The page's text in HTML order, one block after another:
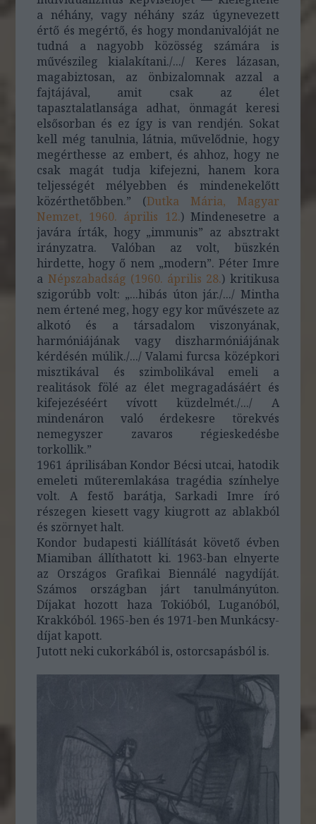
a néhány, vagy néhány száz úgynevezett
értő és megértő, és hogy mondanivalóját ne
tudná a nagyobb közösség számára is
művészileg kialakítani./.../ Keres lázasan,
magabiztosan, az önbizalomnak azzal a
fajtájával, amit csak az élet
tapasztalatlansága adhat, önmagát keresi
elsősorban és ez így is van rendjén. Sokat
kell még tanulnia, látnia, művelődnie, hogy
megérthesse az embert, és ahhoz, hogy ne
csak magát tudja kifejezni, hanem kora
teljességét mélyebben és mindenekelőtt
közérthetőbben.” (Dutka Mária, Magyar
Nemzet, 1960. április 12.) Mindenesetre a
javára írták, hogy „immunis” az absztrakt
irányzatra. Valóban az volt, büszkén
hirdette, hogy ő nem „modern”. Péter Imre
a Népszabadság (1960. április 28.) kritikusa
szigorúbb volt: „...hibás úton jár./.../ Mintha
nem értené meg, hogy egy kor művészete az
alkotó és a társadalom viszonyának,
harmóniájának vagy diszharmóniájának
kérdésén múlik./.../ Valami furcsa középkori
misztikával és szimbolikával emeli a
realitások fölé az élet megragadásáért és
kifejezéséért vívott küzdelmét./.../ A
mindenáron való érdekesre törekvés
nemegyszer zavaros régieskedésbe
torkollik.”
1961 áprilisában Kondor Bécsi utcai, hatodik
emeleti műteremlakása tragédia színhelye
volt. A festő barátja, Sarkadi Imre író
részegen kiesett vagy kiugrott az ablakból
és szörnyet halt.
Kondor budapesti kiállítását követő évben
Miamiban állíthatott ki. 1963-ban elnyerte
az Országos Grafikai Biennálé nagydíját.
Számos országban járt tanulmányúton.
Díjakat hozott haza Tokióból, Luganóból,
Krakkóból. 1965-ben és 1971-ben Munkácsy-
díjat kapott.
Jutott neki cukorkából is, ostorcsapásból is.